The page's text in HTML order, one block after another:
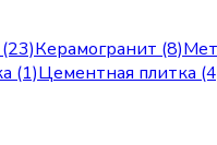
Керамогранит (8)
(1)Цементная плитка